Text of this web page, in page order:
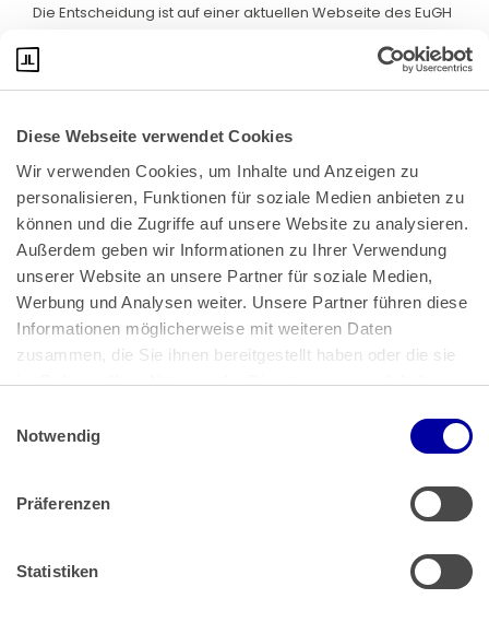
Diese Webseite verwendet Cookies
Wir verwenden Cookies, um Inhalte und Anzeigen zu
personalisieren, Funktionen für soziale Medien anbieten zu
können und die Zugriffe auf unsere Website zu analysieren.
Außerdem geben wir Informationen zu Ihrer Verwendung
unserer Website an unsere Partner für soziale Medien,
Werbung und Analysen weiter. Unsere Partner führen diese
Informationen möglicherweise mit weiteren Daten
zusammen, die Sie ihnen bereitgestellt haben oder die sie
im Rahmen Ihrer Nutzung der Dienste gesammelt haben.
Impressum
Notwendig
Präferenzen
Statistiken
Die Entscheidung ist auf einer aktuellen Webseite des EuGH
Bundeskanzlerplatz 2
53113 Bonn
Pressemitteilungen|AGB
Impressum|Datenschutz
Muster Widerrufsformular (PDF)